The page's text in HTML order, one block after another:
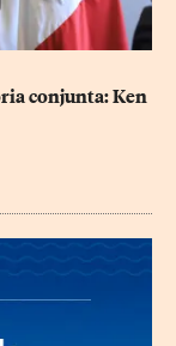
conjunta: Ken